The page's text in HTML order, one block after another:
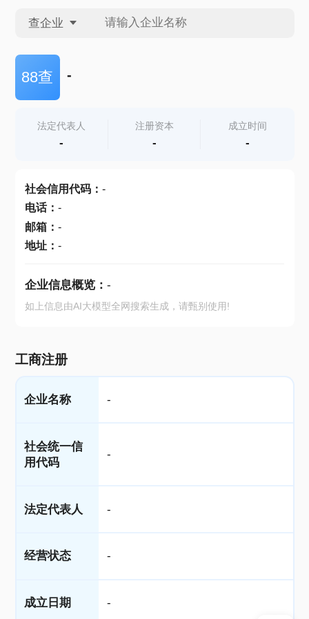
查企业
查企业
查产地
88查 -
法定代表人
-
注册资本
-
成立时间
-
社会信用代码： -
电话： -
邮箱： -
地址： -
企业信息概览： -
如上信息由AI大模型全网搜索生成，请甄别使用!
工商注册
企业名称 -
社会统一信
用代码
-
法定代表人 -
经营状态 -
成立日期 -